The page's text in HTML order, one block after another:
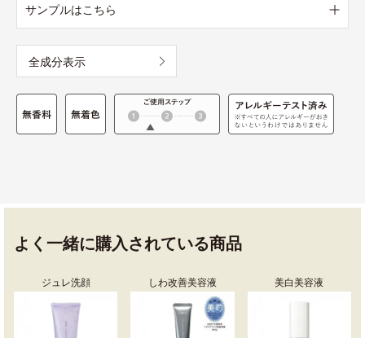
サンプルはこちら
全成分表示
よく一緒に購入されている商品
ジュレ洗顔 しわ改善美容液 美白美容液